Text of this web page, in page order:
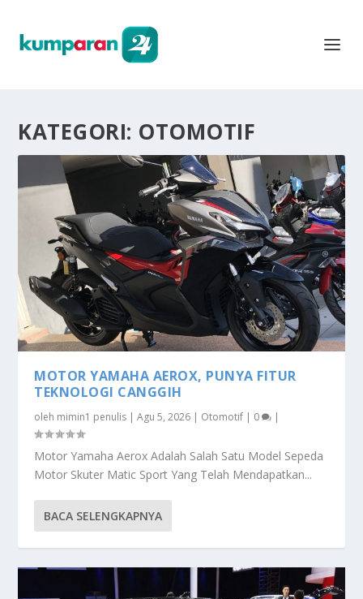
KATEGORI: OTOMOTIF
MOTOR YAMAHA AEROX, PUNYA FITUR
TEKNOLOGI CANGGIH
oleh mimin1 penulis |Agu 5, 2026 | Otomotif | 0 |
Motor Yamaha Aerox Adalah Salah Satu Model Sepeda
Motor Skuter Matic Sport Yang Telah Mendapatkan...
BACA SELENGKAPNYA